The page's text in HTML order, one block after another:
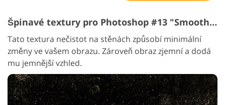
Špinavé textury pro Photoshop #13 "Smooth Elegance"
Tato textura nečistot na stěnách způsobí minimální
změny ve vašem obrazu. Zároveň obraz zjemní a dodá
mu jemnější vzhled.